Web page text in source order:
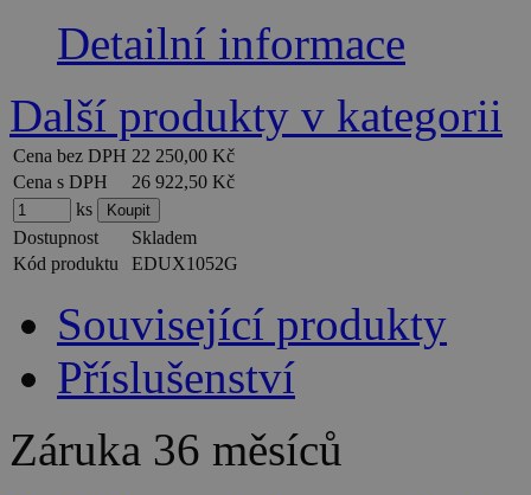
Detailní informace
Další produkty v kategorii
Cena bez DPH 22 250,00 Kč
Cena s DPH
26 922,50 Kč
ks
Dostupnost
Skladem
Kód produktu
EDUX1052G
Související produkty
Příslušenství
Záruka 36 měsíců